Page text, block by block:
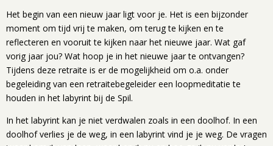
Het begin van een nieuw jaar ligt voor je. Het is een bijzonder
moment om tijd vrij te maken, om terug te kijken en te
reflecteren en vooruit te kijken naar het nieuwe jaar. Wat gaf
vorig jaar jou? Wat hoop je in het nieuwe jaar te ontvangen?
Tijdens deze retraite is er de mogelijkheid om o.a. onder
begeleiding van een retraitebegeleider een loopmeditatie te
houden in het labyrint bij de Spil.
In het labyrint kan je niet verdwalen zoals in een doolhof. In een
doolhof verlies je de weg, in een labyrint vind je je weg. De vragen